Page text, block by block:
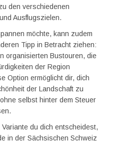
den verschiedenen
Ausflugszielen.
möchte, kann zudem
Tipp in Betracht ziehen:
organisierten Bustouren, die
der Region
Option ermöglicht dir, dich
der Landschaft zu
selbst hinter dem Steuer
Variante du dich entscheidest,
in der Sächsischen Schweiz